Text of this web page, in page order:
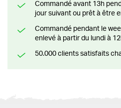
Commandé avant 13h pendant la semaine? Livré le
jour suivant ou prêt à être
Commandé pendant le weekend? Livré ou prêt à être
enlevé à partir du lundi à
50.000 clients satisfaits